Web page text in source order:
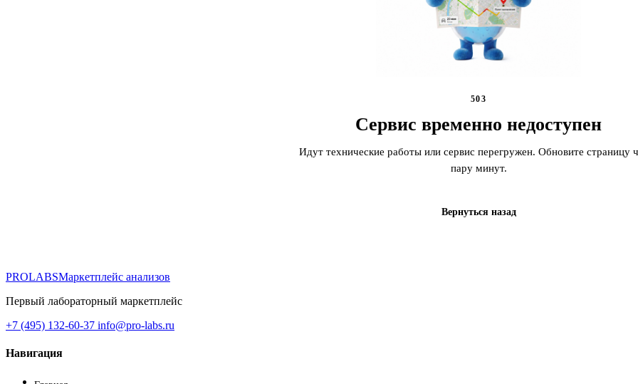
503
Сервис временно недоступен
Идут технические работы или сервис перегружен. Обновите страницу
пару минут.
Вернуться назад
PROLABSМаркетплейс анализов
Первый лабораторный маркетплейс
+7 (495) 132-60-37 info@pro-labs.ru
Навигация